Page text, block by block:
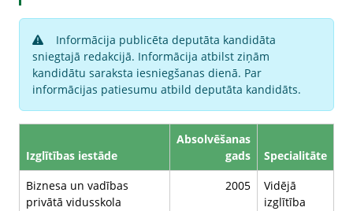
Informācija publicēta deputāta kandidāta
sniegtajā redakcijā. Informācija atbilst ziņām
kandidātu saraksta iesniegšanas dienā. Par
informācijas patiesumu atbild deputāta kandidāts.
Izglītības iestāde
Absolvēšanas
gads
Specialitāte
Biznesa un vadības
privātā vidusskola
2005
Vidējā
izglītība